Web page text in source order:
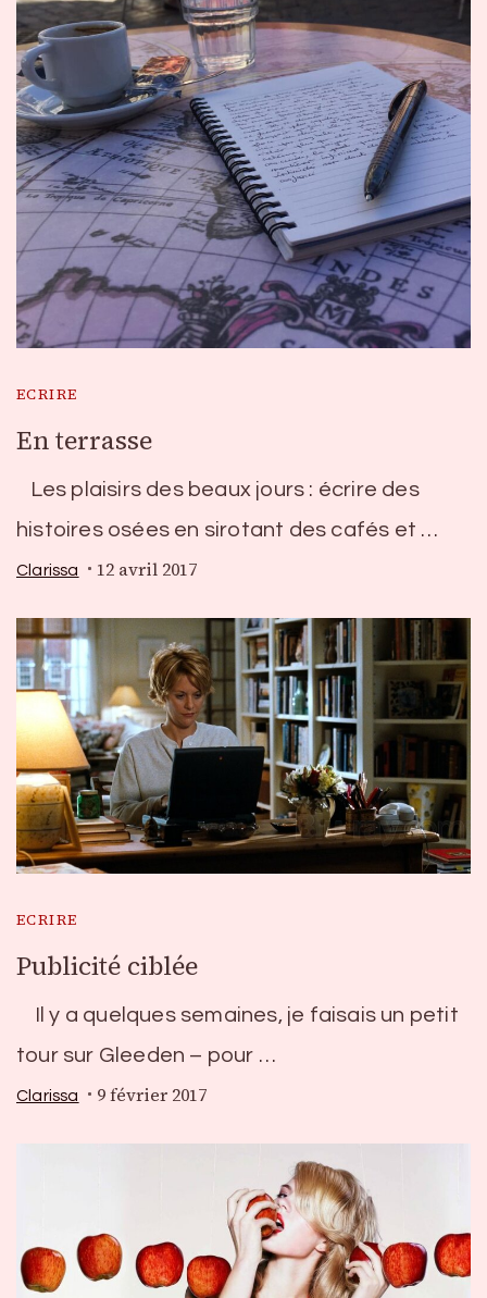
ECRIRE
En terrasse
Les plaisirs des beaux jours : écrire des
histoires osées en sirotant des cafés et …
Clarissa 12 avril 2017
ECRIRE
Publicité ciblée
Il y a quelques semaines, je faisais un petit
tour sur Gleeden – pour …
Clarissa 9 février 2017